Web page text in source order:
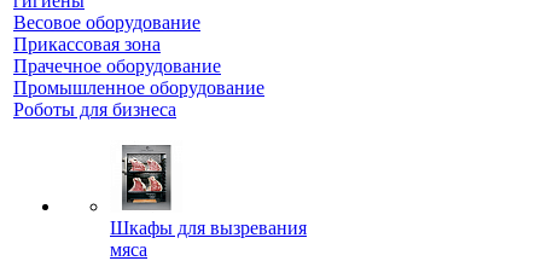
Весовое оборудование
Прикассовая зона
Прачечное оборудование
Промышленное оборудование
Роботы для бизнеса
Шкафы для вызревания
мяса